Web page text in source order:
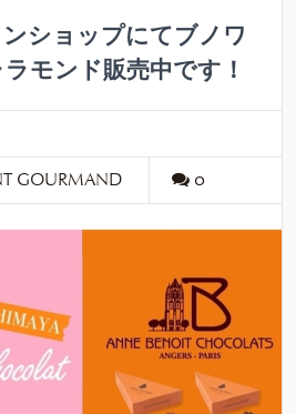
ショップにてブノワ
モンド販売中です！
GOURMAND 0